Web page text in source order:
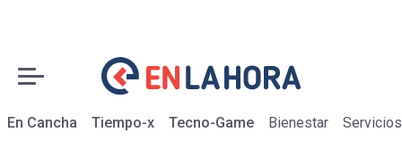
En Cancha Tiempo-x Tecno-Game Bienestar Servicios